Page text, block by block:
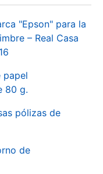
"Epson" para la
– Real Casa
papel
80 g.
pólizas de
de